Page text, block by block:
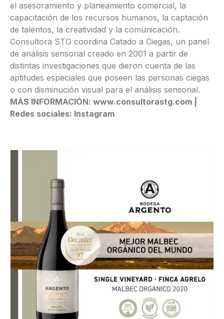
el asesoramiento y planeamiento comercial, la
capacitación de los recursos humanos, la captación
de talentos, la creatividad y la comunicación.
Consultora STG coordina Catado a Ciegas, un panel
de análisis sensorial creado en 2001 a partir de
distintas investigaciones que dieron cuenta de las
aptitudes especiales que poseen las personas ciegas
o con disminución visual para el análisis sensorial.
MÁS INFORMACIÓN: www.consultorastg.com |
Redes sociales: Instagram